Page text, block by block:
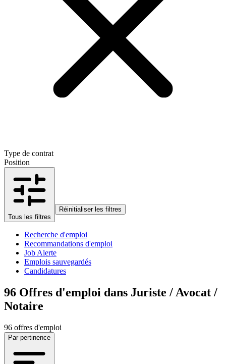
Type de contrat
Position
Tous les filtres
Réinitialiser les filtres
Recherche d'emploi
Recommandations d'emploi
Job Alerte
Emplois sauvegardés
Candidatures
96 Offres d'emploi dans Juriste / Avocat /
Notaire
96 offres d'emploi
Par pertinence